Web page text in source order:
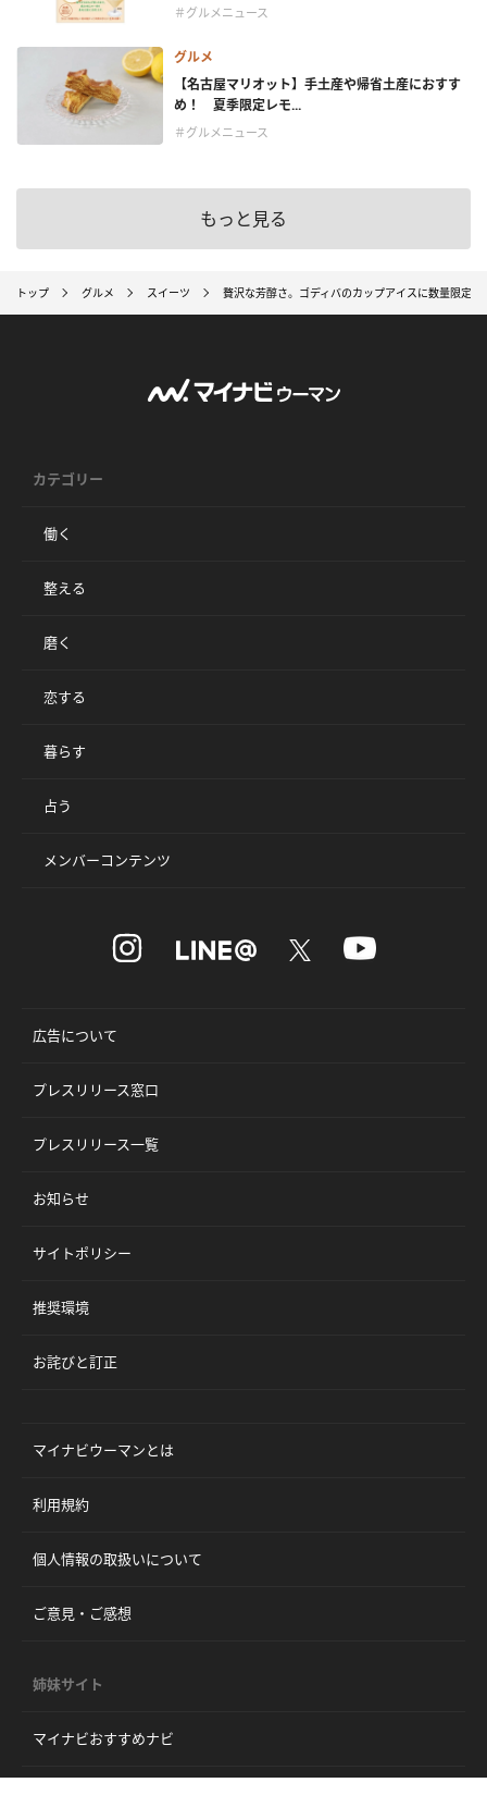
＃グルメニュース
グルメ
【名古屋マリオット】手土産や帰省土産におすす
め！ 夏季限定レモ...
＃グルメニュース
もっと見る
トップ グルメ スイーツ 贅沢な芳醇さ。ゴディバのカップアイスに数量限定フ
カテゴリー
働く
整える
磨く
恋する
暮らす
占う
メンバーコンテンツ
広告について
プレスリリース窓口
プレスリリース一覧
お知らせ
サイトポリシー
推奨環境
お詫びと訂正
マイナビウーマンとは
利用規約
個人情報の取扱いについて
ご意見・ご感想
姉妹サイト
マイナビおすすめナビ